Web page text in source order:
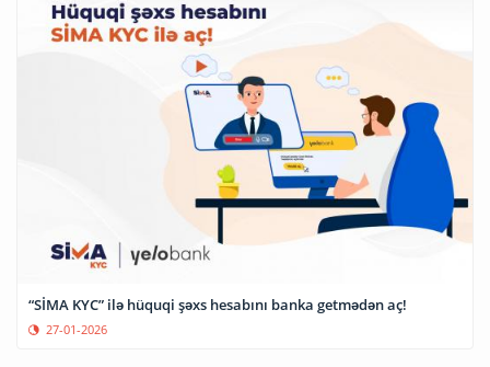
“SİMA KYC” ilə hüquqi şəxs hesabını banka getmədən aç!
27-01-2026